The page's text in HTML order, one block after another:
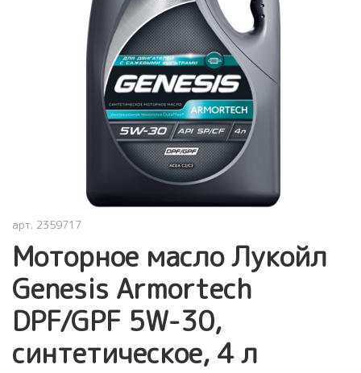
арт. 2359717
Моторное масло Лукойл
Genesis Armortech
DPF/GPF 5W-30,
синтетическое, 4 л